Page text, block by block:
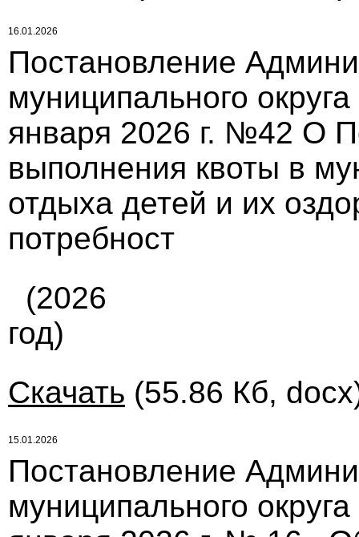
16.01.2026
Постановление
муниципального
января 2026 г. №42 О
выполнения квоты в
отдыха детей и их
потребност
(2026
год)
Скачать (55.86 Кб,
15.01.2026
Постановление
муниципального